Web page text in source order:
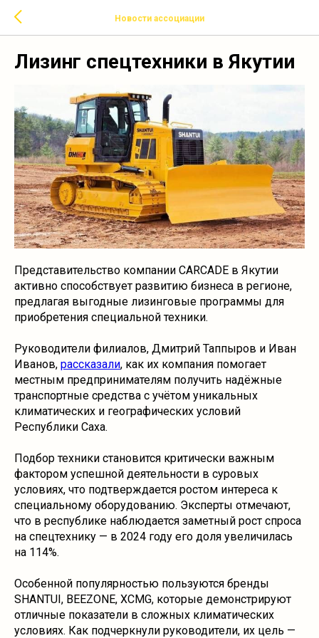
Новости ассоциации
Лизинг спецтехники в Якутии
Представительство компании CARCADE в Якутии
активно способствует развитию бизнеса в регионе,
предлагая выгодные лизинговые программы для
приобретения специальной техники.
Руководители филиалов, Дмитрий Таппыров и Иван
Иванов, рассказали, как их компания помогает
местным предпринимателям получить надёжные
транспортные средства с учётом уникальных
климатических и географических условий
Республики Саха.
Подбор техники становится критически важным
фактором успешной деятельности в суровых
условиях, что подтверждается ростом интереса к
специальному оборудованию. Эксперты отмечают,
что в республике наблюдается заметный рост спроса
на спецтехнику — в 2024 году его доля увеличилась
на 114%.
Особенной популярностью пользуются бренды
SHANTUI, BEEZONE, XCMG, которые демонстрируют
отличные показатели в сложных климатических
условиях. Как подчеркнули руководители, их цель —